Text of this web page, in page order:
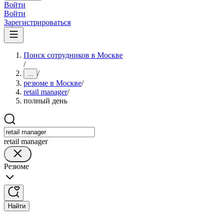
Войти
Войти
Зарегистрироваться
Поиск сотрудников в Москве
/
... /
резюме в Москве/
retail manager/
полный день
retail manager
Резюме
Найти